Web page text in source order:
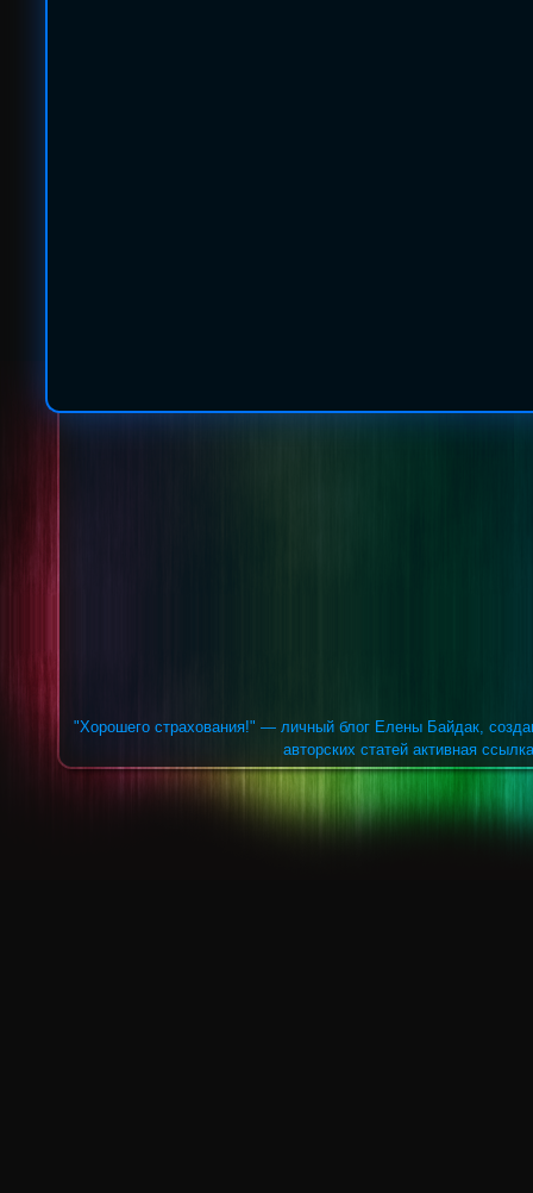
"Хорошего страхования!" — личный блог Елены Байдак,
авторских статей активная